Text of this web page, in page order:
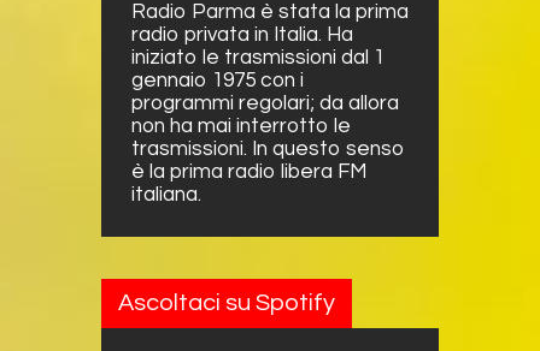
Radio Parma è stata la prima
radio privata in Italia. Ha
iniziato le trasmissioni dal 1
gennaio 1975 con i
programmi regolari; da allora
non ha mai interrotto le
trasmissioni. In questo senso
è la prima radio libera FM
italiana.
Ascoltaci su Spotify